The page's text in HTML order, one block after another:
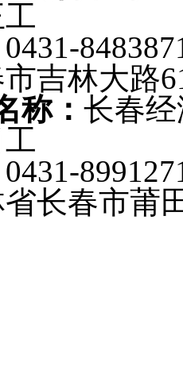
0431-
吉林大路
称： 长春
0431-
长春市莆